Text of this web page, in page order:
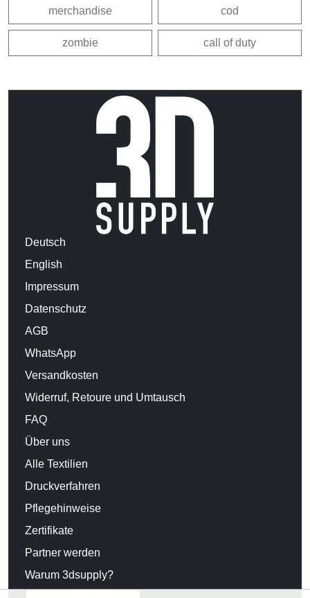
merchandise cod
zombie call of duty
Deutsch
English
Impressum
Datenschutz
AGB
WhatsApp
Versandkosten
Widerruf, Retoure und Umtausch
FAQ
Über uns
Alle Textilien
Druckverfahren
Pflegehinweise
Zertifikate
Partner werden
Warum 3dsupply?